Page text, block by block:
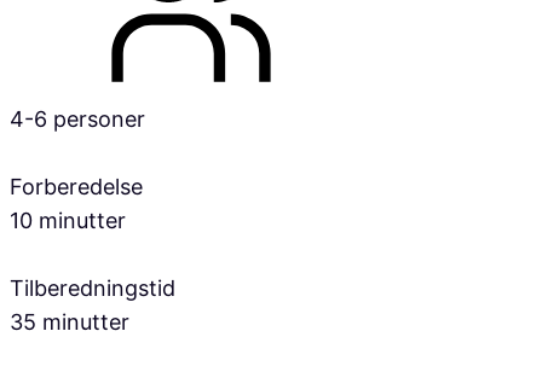
4-6 personer
Forberedelse
10 minutter
Tilberedningstid
35 minutter